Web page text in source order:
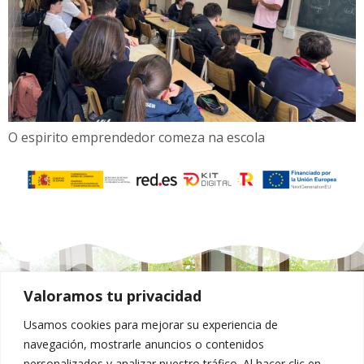
Valoramos tu privacidad
Usamos cookies para mejorar su experiencia de
navegación, mostrarle anuncios o contenidos
O espirito emprendedor comeza na escola
Contacto
Rúa Vista Alegre, 2 - 36600 Vilagarcía de